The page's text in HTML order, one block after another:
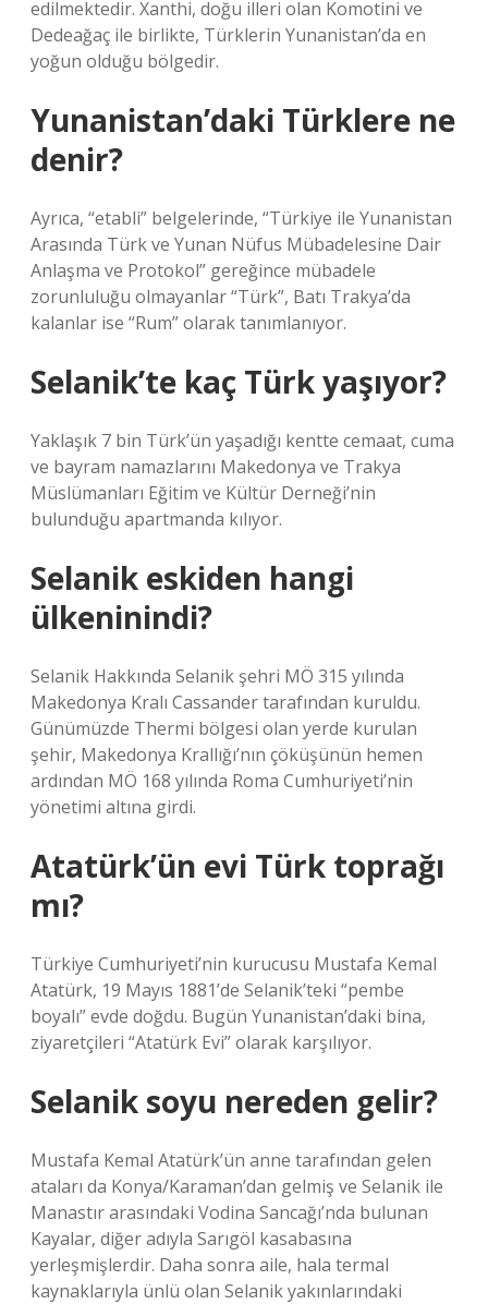
edilmektedir. Xanthi, doğu illeri olan Komotini ve
Dedeağaç ile birlikte, Türklerin Yunanistan’da en
yoğun olduğu bölgedir.
Yunanistan’daki Türklere ne
denir?
Ayrıca, “etabli” belgelerinde, “Türkiye ile Yunanistan
Arasında Türk ve Yunan Nüfus Mübadelesine Dair
Anlaşma ve Protokol” gereğince mübadele
zorunluluğu olmayanlar “Türk”, Batı Trakya’da
kalanlar ise “Rum” olarak tanımlanıyor.
Selanik’te kaç Türk yaşıyor?
Yaklaşık 7 bin Türk’ün yaşadığı kentte cemaat, cuma
ve bayram namazlarını Makedonya ve Trakya
Müslümanları Eğitim ve Kültür Derneği’nin
bulunduğu apartmanda kılıyor.
Selanik eskiden hangi
ülkeninindi?
Selanik Hakkında Selanik şehri MÖ 315 yılında
Makedonya Kralı Cassander tarafından kuruldu.
Günümüzde Thermi bölgesi olan yerde kurulan
şehir, Makedonya Krallığı’nın çöküşünün hemen
ardından MÖ 168 yılında Roma Cumhuriyeti’nin
yönetimi altına girdi.
Atatürk’ün evi Türk toprağı
mı?
Türkiye Cumhuriyeti’nin kurucusu Mustafa Kemal
Atatürk, 19 Mayıs 1881’de Selanik’teki “pembe
boyalı” evde doğdu. Bugün Yunanistan’daki bina,
ziyaretçileri “Atatürk Evi” olarak karşılıyor.
Selanik soyu nereden gelir?
Mustafa Kemal Atatürk’ün anne tarafından gelen
ataları da Konya/Karaman’dan gelmiş ve Selanik ile
Manastır arasındaki Vodina Sancağı’nda bulunan
Kayalar, diğer adıyla Sarıgöl kasabasına
yerleşmişlerdir. Daha sonra aile, hala termal
kaynaklarıyla ünlü olan Selanik yakınlarındaki